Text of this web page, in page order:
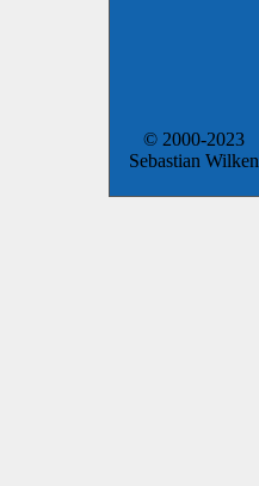
© 2000-2023
Sebastian Wilken